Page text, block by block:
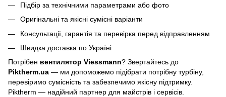
Підбір за технічними параметрами або фото
Оригінальні та якісні сумісні варіанти
Консультації, гарантія та перевірка перед відправленням
Швидка доставка по Україні
Потрібен вентилятор Viessmann? Звертайтесь до
Piktherm.ua — ми допоможемо підібрати потрібну турбіну,
перевіримо сумісність та забезпечимо якісну підтримку.
Piktherm — надійний партнер для майстрів і сервісів.